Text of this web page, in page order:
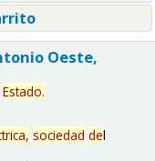
Oeste,
Estado.
sociedad del